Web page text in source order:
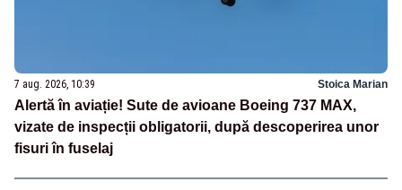
7 aug. 2026, 10:39 Stoica Marian
Alertă în aviație! Sute de avioane Boeing 737 MAX,
vizate de inspecții obligatorii, după descoperirea unor
fisuri în fuselaj